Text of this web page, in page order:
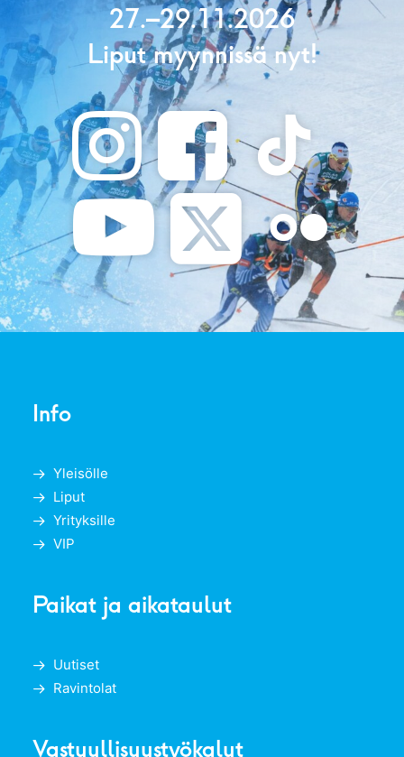
27.–29.11.2026
Liput myynnissä nyt!
Info
Yleisölle
Liput
Yrityksille
VIP
Paikat ja aikataulut
Uutiset
Ravintolat
Vastuullisuustyökalut